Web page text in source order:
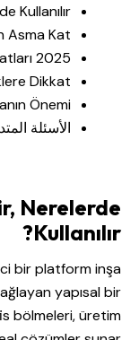
Kullanılır?
Kat?
2025
Dikkat
Önemi
الأسئلة
Nerelerde
Kullanılır?
bir platform inşa
yapısal bir
bölmeleri, üretim